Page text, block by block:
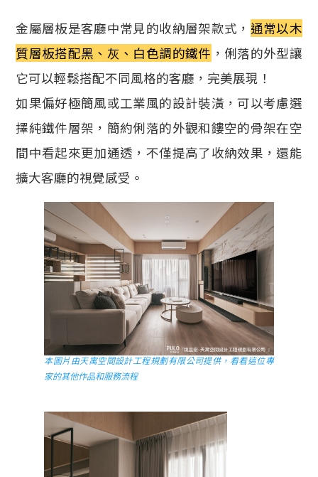
金屬層板是客廳中常見的收納層架款式， 通常以木
質層板搭配黑、灰、白色調的鐵件 ，俐落的外型讓
它可以輕鬆搭配不同風格的客廳，完美展現！
如果偏好極簡風或工業風的設計裝潢，可以考慮選
擇純鐵件層架，簡約俐落的外觀和鏤空的骨架在空
間中看起來更加通透，不僅提高了收納效果，還能
擴大客廳的視覺感受。
本圖片由天寓空間設計工程規劃有限公司提供，看看這位專
家的其他作品和服務流程